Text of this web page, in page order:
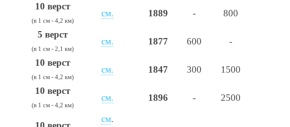
10 верст
(в 1 см - 4,2 км)
см. 1889 - 800
5 верст
(в 1 см - 2,1 км)
см. 1877 600 -
10 верст
(в 1 см - 4,2 км)
см. 1847 300 1500
10 верст
(в 1 см - 4,2 км)
см. 1896 - 2500
см.